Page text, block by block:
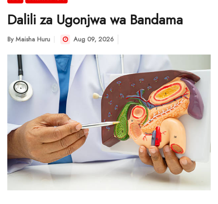
Dalili za Ugonjwa wa Bandama
By Maisha Huru Aug 09, 2026